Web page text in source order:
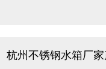
杭州不锈钢水箱厂